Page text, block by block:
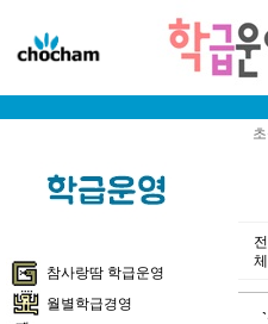
참사랑땀 학급운영
월별학급경영
전
체